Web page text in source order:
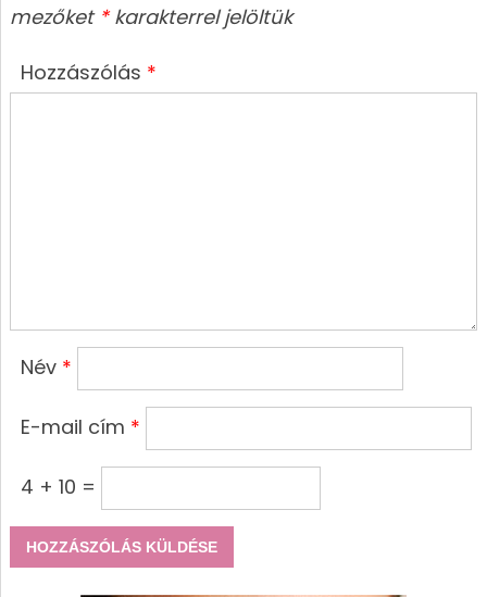
mezőket *karakterrel jelöltük
Hozzászólás *
Név *
E-mail cím *
4 + 10 =